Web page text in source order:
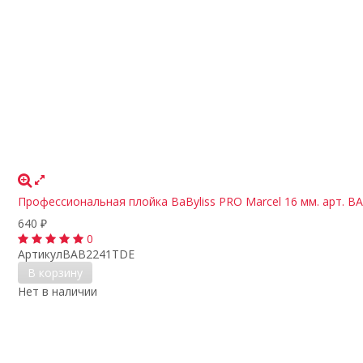
Профессиональная плойка BaByliss PRO Marcel 16 мм. арт.
640 ₽
0
АртикулBAB2241TDE
В корзину
Нет в наличии